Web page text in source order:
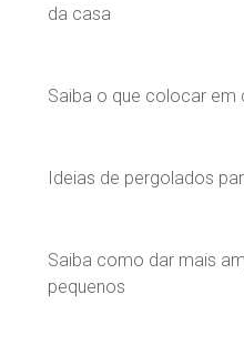
da casa
Saiba o que colocar em
Ideias de pergolados
Saiba como dar mais
pequenos